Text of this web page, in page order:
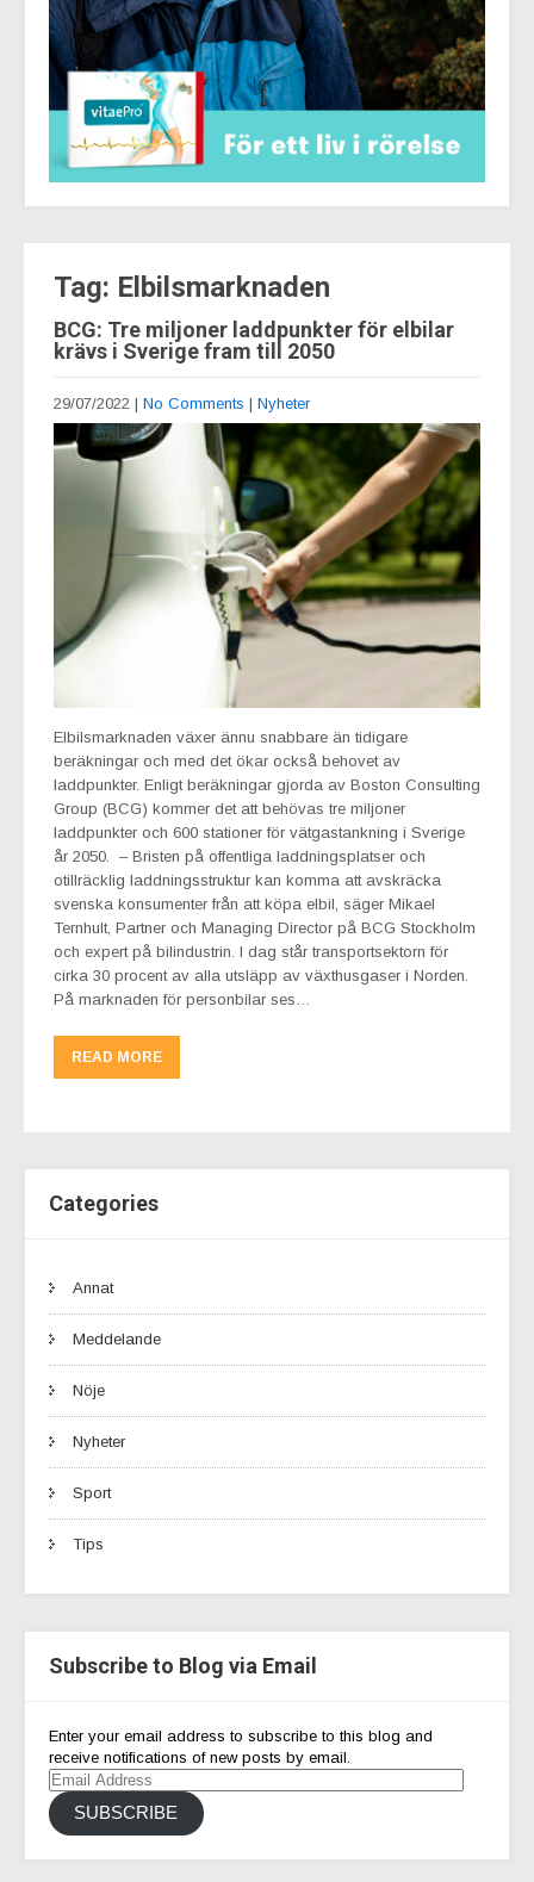
Tag: Elbilsmarknaden
BCG: Tre miljoner laddpunkter för elbilar
krävs i Sverige fram till 2050
29/07/2022 | No Comments | Nyheter
Elbilsmarknaden växer ännu snabbare än tidigare
beräkningar och med det ökar också behovet av
laddpunkter. Enligt beräkningar gjorda av Boston Consulting
Group (BCG) kommer det att behövas tre miljoner
laddpunkter och 600 stationer för vätgastankning i Sverige
år 2050. – Bristen på offentliga laddningsplatser och
otillräcklig laddningsstruktur kan komma att avskräcka
svenska konsumenter från att köpa elbil, säger Mikael
Ternhult, Partner och Managing Director på BCG Stockholm
och expert på bilindustrin. I dag står transportsektorn för
cirka 30 procent av alla utsläpp av växthusgaser i Norden.
På marknaden för personbilar ses…
READ MORE
Categories
Annat
Meddelande
Nöje
Nyheter
Sport
Tips
Subscribe to Blog via Email
Enter your email address to subscribe to this blog and
receive notifications of new posts by email.
Email
Address
SUBSCRIBE